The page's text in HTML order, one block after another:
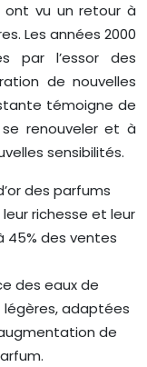
ont vu un retour à
Les années 2000
par l’essor des
de nouvelles
témoigne de
renouveler et à
sensibilités.
des parfums
richesse et leur
45% des ventes
des eaux de
adaptées
de